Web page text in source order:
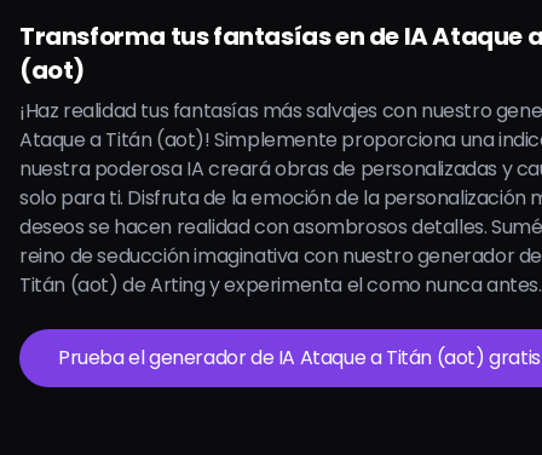
Transforma tus fantasías en de IA Ataque
(aot)
¡Haz realidad tus fantasías más salvajes con nuestro
Ataque a Titán (aot)! Simplemente proporciona una
nuestra poderosa IA creará obras de personalizadas y
solo para ti. Disfruta de la emoción de la personalización
deseos se hacen realidad con asombrosos detalles.
reino de seducción imaginativa con nuestro generador
Titán (aot) de Arting y experimenta el como nunca antes.
Prueba el generador de IA Ataque a Titán (aot) gratis